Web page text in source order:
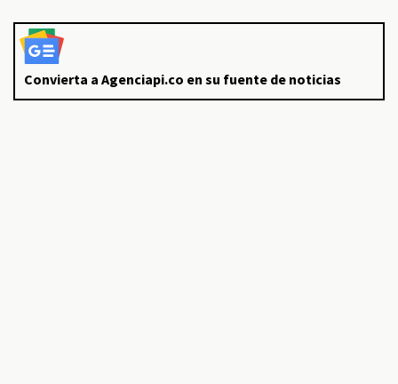
Convierta a Agenciapi.co en su fuente de noticias